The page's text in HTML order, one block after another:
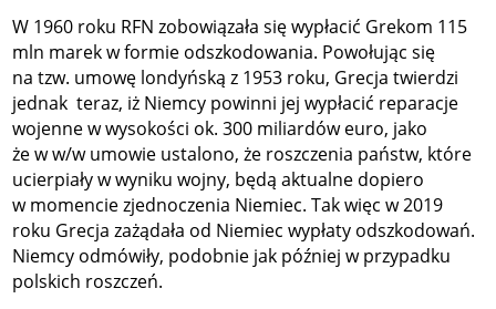
W 1960 roku RFN zobowiązała się wypłacić Grekom 115
mln marek w formie odszkodowania. Powołując się
na tzw. umowę londyńską z 1953 roku, Grecja twierdzi
jednak teraz, iż Niemcy powinni jej wypłacić reparacje
wojenne w wysokości ok. 300 miliardów euro, jako
że w w/w umowie ustalono, że roszczenia państw, które
ucierpiały w wyniku wojny, będą aktualne dopiero
w momencie zjednoczenia Niemiec. Tak więc w 2019
roku Grecja zażądała od Niemiec wypłaty odszkodowań.
Niemcy odmówiły, podobnie jak później w przypadku
polskich roszczeń.